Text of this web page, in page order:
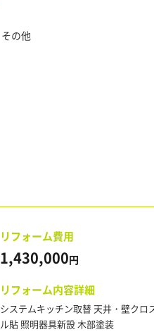
その他
リフォーム費用
1,430,000円
リフォーム内容詳細
システムキッチン取替 天井・壁クロ
ル貼 照明器具新設 木部塗装